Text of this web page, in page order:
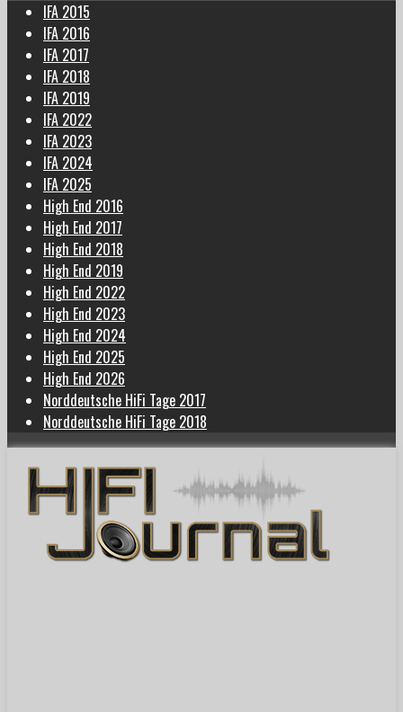
IFA 2015
IFA 2016
IFA 2017
IFA 2018
IFA 2019
IFA 2022
IFA 2023
IFA 2024
IFA 2025
High End 2016
High End 2017
High End 2018
High End 2019
High End 2022
High End 2023
High End 2024
High End 2025
High End 2026
Norddeutsche HiFi Tage 2017
Norddeutsche HiFi Tage 2018